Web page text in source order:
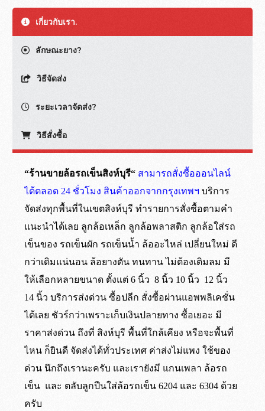
เกี่ยวกับเรา.
ลักษณะยาง?
วิธีจัดส่ง
ระยะเวลาจัดส่ง?
วิธีสั่งซื้อ
“ร้านขายล้อรถเข็นสิงห์บุรี“ สามารถสั่งซื้อออนไลน์
ได้ตลอด 24 ชั่วโมง สินค้าออกจากกรุงเทพฯ บริการ
จัดส่งทุกพื้นที่ในเขตสิงห์บุรี ทำรายการสั่งซื้อตามคำ
แนะนำได้เลย ลูกล้อเหล็ก ลูกล้อพลาสติก ลูกล้อใส่รถ
เข็นของ รถเข็นผัก รถเข็นน้ำ ล้ออะไหล่ เปลี่ยนใหม่ ดี
กว่าเดิมแน่นอน ล้อยางตัน ทนทาน ไม่ต้องเติมลม มี
ให้เลือกหลายขนาด ตั้งแต่ 6 นิ้ว 8 นิ้ว 10 นิ้ว 12 นิ้ว
14 นิ้ว บริการส่งด่วน ซื้อปลีก สั่งซื้อผ่านแอพพลิเคชั่น
ได้เลย ชัวร์กว่าเพราะเก็บเงินปลายทาง ซื้อเยอะ มี
ราคาส่งด่วน ถึงที่ สิงห์บุรี พื้นที่ใกล้เคียง หรือจะพื้นที่
ไหน ก็ยินดี จัดส่งได้ทั่วประเทศ ค่าส่งไม่แพง ใช้ของ
ด่วน นึกถึงเรานะครับ และเรายังมี แกนเพลา ล้อรถ
เข็น และ ตลับลูกปืนใส่ล้อรถเข็น 6204 และ 6304 ด้วย
ครับ